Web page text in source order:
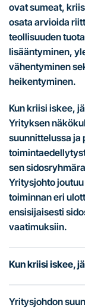
ovat sumeat,
osata arvioida
teollisuuden
lisääntyminen,
vähentyminen
heikentyminen.
Kun kriisi iskee,
Yrityksen
suunnittelussa ja
sen
Yritysjohto
toiminnan eri
ensisijaisesti
vaatimuksiin.
Kun kriisi iskee,
Yritysjohdon